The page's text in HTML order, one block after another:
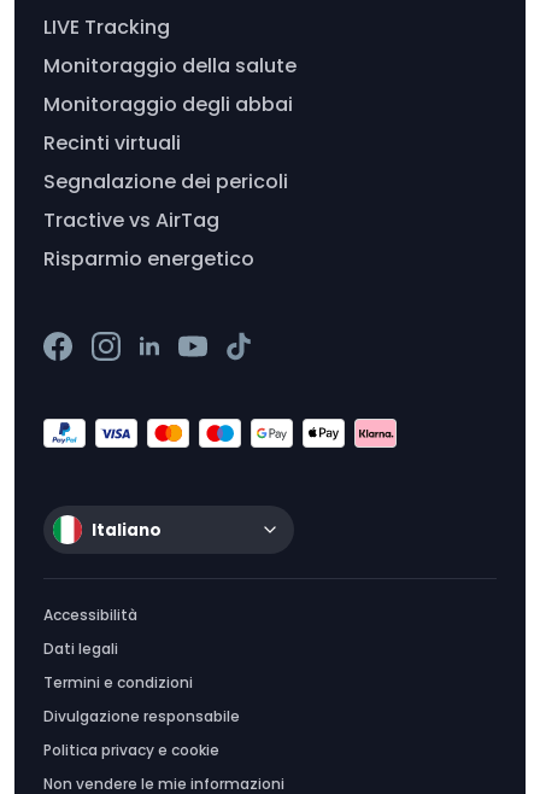
LIVE Tracking
Monitoraggio della salute
Monitoraggio degli abbai
Recinti virtuali
Segnalazione dei pericoli
Tractive vs AirTag
Risparmio energetico
Italiano
Accessibilità
Dati legali
Termini e condizioni
Divulgazione responsabile
Politica privacy e cookie
Non vendere le mie informazioni